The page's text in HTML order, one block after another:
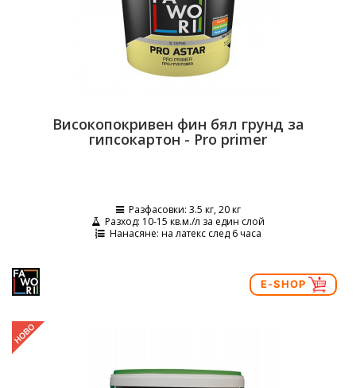
Високoпокривен фин бял грунд за
гипсокартон - Pro primer
Разфасовки: 3.5 кг, 20 кг
Разход: 10-15 кв.м./л за един слой
Нанасяне: на латекс след 6 часа
E-SHOP